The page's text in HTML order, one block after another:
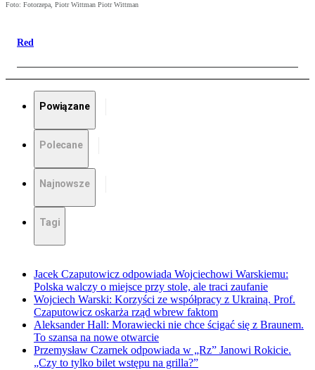
Foto: Fotorzepa, Piotr Wittman Piotr Wittman
Red
Powiązane
Polecane
Najnowsze
Tagi
Jacek Czaputowicz odpowiada Wojciechowi Warskiemu:
Polska walczy o miejsce przy stole, ale traci zaufanie
Wojciech Warski: Korzyści ze współpracy z Ukrainą. Prof.
Czaputowicz oskarża rząd wbrew faktom
Aleksander Hall: Morawiecki nie chce ścigać się z Braunem.
To szansa na nowe otwarcie
Przemysław Czarnek odpowiada w „Rz” Janowi Rokicie.
„Czy to tylko bilet wstępu na grilla?”